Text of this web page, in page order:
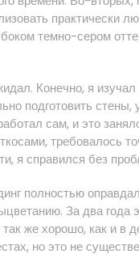
практически
темно-сером
Конечно, я
подготовить стены,
сам, и это
требовалось
я справился без
полностью
За два года
же хорошо, как и в
но это не